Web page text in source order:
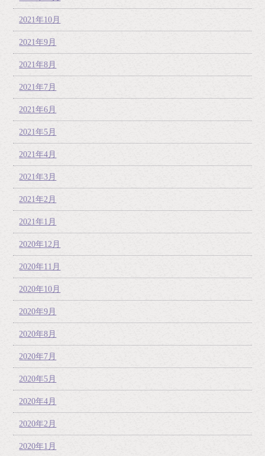
2021年10月
2021年9月
2021年8月
2021年7月
2021年6月
2021年5月
2021年4月
2021年3月
2021年2月
2021年1月
2020年12月
2020年11月
2020年10月
2020年9月
2020年8月
2020年7月
2020年5月
2020年4月
2020年2月
2020年1月